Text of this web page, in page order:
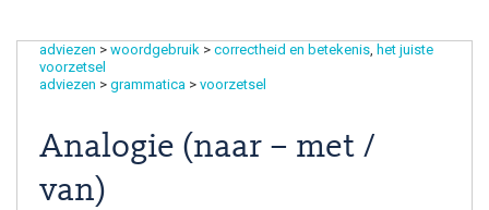
adviezen > woordgebruik > correctheid en betekenis het juiste
voorzetsel
adviezen > grammatica > voorzetsel
Analogie (naar – met /
van)